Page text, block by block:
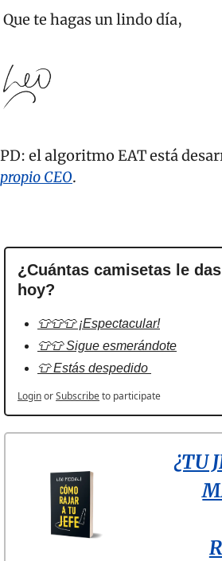
Que te hagas un lindo día,
PD: el algoritmo EAT está
propio CEO.
¿Cuántas camisetas le
hoy?
👕👕👕 ¡Espectacular!
👕👕 Sigue esmerándote
👕 Estás despedido
LoginorSubscribeto participate
¿TU